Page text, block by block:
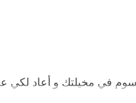
في مخيلتك و أعاد لكي